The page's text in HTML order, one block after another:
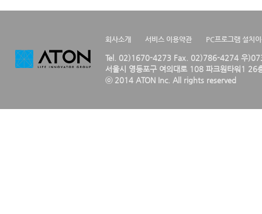
회사소개 서비스 이용약관 PC프로그램 설치
Tel. 02)1670-4273 Fax. 02)786-4274 우
서울시 영등포구 여의대로 108 파크원타워1 26
ⓒ 2014 ATON Inc. All rights reserved